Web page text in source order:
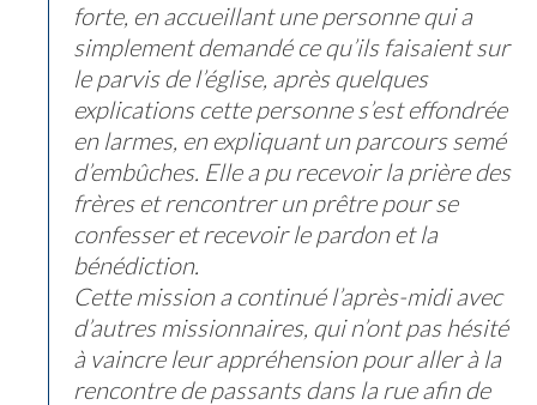
forte, en accueillant une personne qui a
simplement demandé ce qu’ils faisaient sur
le parvis de l’église, après quelques
explications cette personne s’est effondrée
en larmes, en expliquant un parcours semé
d’embûches. Elle a pu recevoir la prière des
frères et rencontrer un prêtre pour se
confesser et recevoir le pardon et la
bénédiction.
Cette mission a continué l’après-midi avec
d’autres missionnaires, qui n’ont pas hésité
à vaincre leur appréhension pour aller à la
rencontre de passants dans la rue afin de